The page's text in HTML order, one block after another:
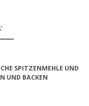
SPITZENMEHLE UND V
BACKEN